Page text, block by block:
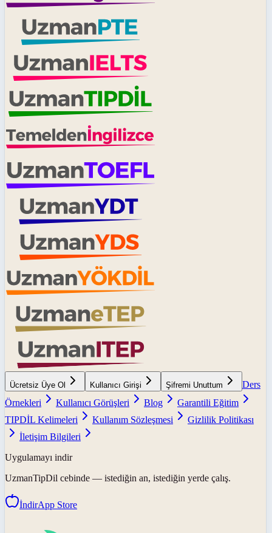
Ücretsiz Üye Ol Kullanıcı Girişi Şifremi Unuttum
Ders
Örnekleri
Kullanıcı Görüşleri Blog
Garantili Eğitim
TIPDİL Kelimeleri
Kullanım Sözleşmesi
Gizlilik Politikası
İletişim Bilgileri
Uygulamayı indir
UzmanTipDil cebinde — istediğin an, istediğin yerde çalış.
İndirApp Store